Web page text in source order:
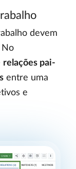
devem
No
relações pai-
entre uma
e